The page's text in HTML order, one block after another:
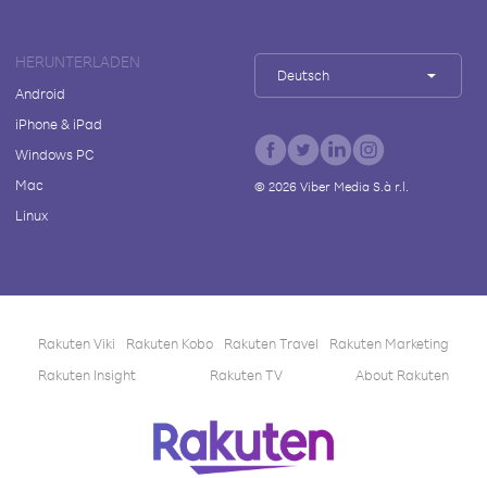
HERUNTERLADEN
Android
iPhone & iPad
Windows PC
Mac
Linux
Deutsch
© 2026Viber Media S.à r.l.
Rakuten Viki Rakuten Kobo Rakuten Travel
Rakuten Marketing
Rakuten Insight
Rakuten TV About Rakuten